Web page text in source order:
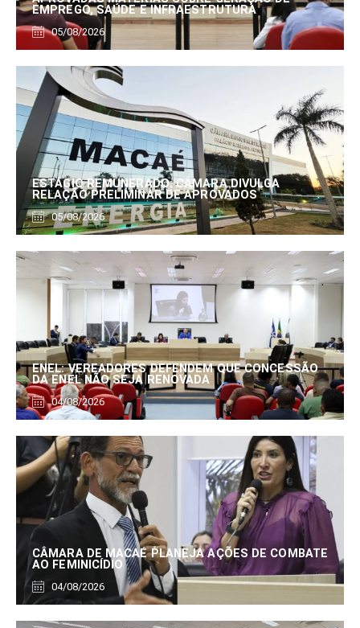
EMPREGO, SAÚDE E INFRAESTRUTURA
05/08/2026
ESTÁGIO REMUNERADO: CÂMARA DIVULGA
RELAÇÃO PRELIMINAR DE APROVADOS
05/08/2026
ENEL: VEREADORES DEFENDEM QUE CONCESSÃO
DA ENEL NÃO SEJA RENOVADA
04/08/2026
CÂMARA DE MACAÉ PLANEJA AÇÕES DE COMBATE
AO FEMINICÍDIO
04/08/2026